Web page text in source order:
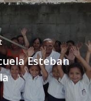
Esteban